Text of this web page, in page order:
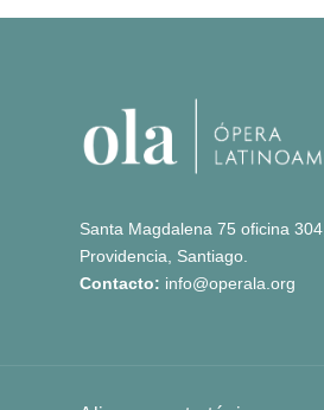
Santa Magdalena 75 oficina 304,
Providencia, Santiago.
Contacto: info@operala.org